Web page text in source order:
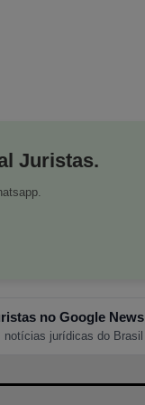
Juristas.
no Google News
notícias jurídicas do Brasil